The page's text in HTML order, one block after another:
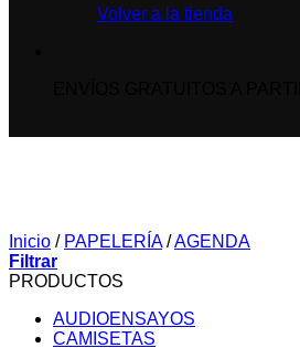
Volver a la tienda
Inicio / PAPELERÍA /AGENDA
Filtrar
PRODUCTOS
AUDIOENSAYOS
CAMISETAS